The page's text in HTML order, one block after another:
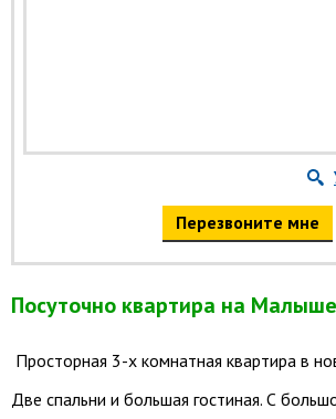
Перезвоните мне
Посуточно квартира на
Просторная 3-х комнатная квартира в
Две спальни и большая гостиная. С